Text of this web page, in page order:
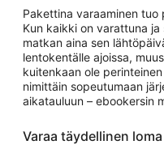
Pakettina varaaminen tuo
Kun kaikki on varattuna
matkan aina sen
lentokentälle ajoissa,
kuitenkaan ole
nimittäin sopeutumaan
aikatauluun – ebookersin
Varaa täydellinen